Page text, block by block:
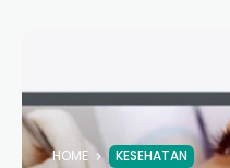
HOME KESEHATAN